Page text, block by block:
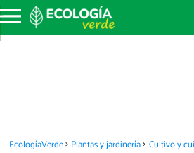
EcologíaVerde Plantas y jardinería Cultivo y